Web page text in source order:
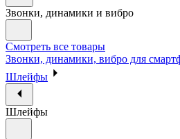
Звонки, динамики и вибро
Смотреть все товары
Звонки, динамики, вибро для
Шлейфы
Шлейфы